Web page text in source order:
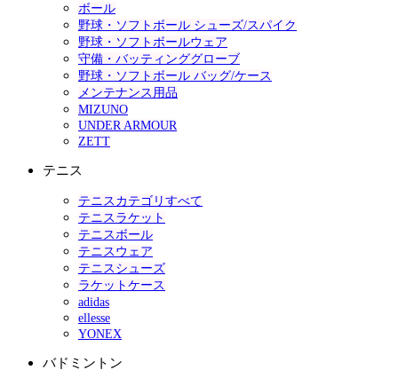
ボール
野球・ソフトボール シューズ/スパイク
野球・ソフトボールウェア
守備・バッティンググローブ
野球・ソフトボール バッグ/ケース
メンテナンス用品
MIZUNO
UNDER ARMOUR
ZETT
テニス
テニスカテゴリすべて
テニスラケット
テニスボール
テニスウェア
テニスシューズ
ラケットケース
adidas
ellesse
YONEX
バドミントン